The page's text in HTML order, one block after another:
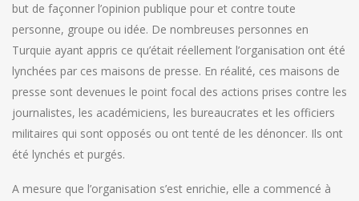
but de façonner l’opinion publique pour et contre toute
personne, groupe ou idée. De nombreuses personnes en
Turquie ayant appris ce qu’était réellement l’organisation ont été
lynchées par ces maisons de presse. En réalité, ces maisons de
presse sont devenues le point focal des actions prises contre les
journalistes, les académiciens, les bureaucrates et les officiers
militaires qui sont opposés ou ont tenté de les dénoncer. Ils ont
été lynchés et purgés.
A mesure que l’organisation s’est enrichie, elle a commencé à